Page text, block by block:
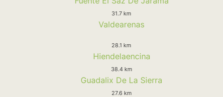
31.7 km
Valdearenas
28.1 km
Hiendelaencina
38.4 km
Guadalix De La Sierra
27.6 km